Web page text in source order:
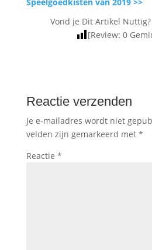
Vond je Dit Artikel
[Review:0
Reactie verzenden
Je e-mailadres wordt niet
velden zijn gemarkeerd met *
Reactie *